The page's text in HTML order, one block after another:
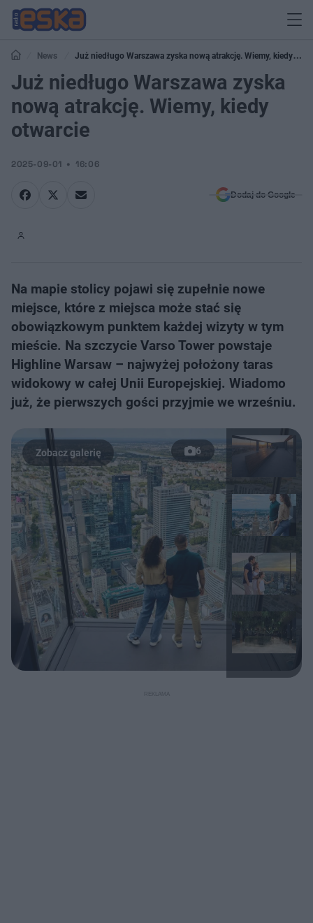
News
Już niedługo Warszawa zyska nową atrakcję. Wiemy, kiedy
otwarcie
Już niedługo Warszawa zyska
nową atrakcję. Wiemy, kiedy
otwarcie
2025-09-01 16:06
Dodaj do Google
Na mapie stolicy pojawi się zupełnie nowe
miejsce, które z miejsca może stać się
obowiązkowym punktem każdej wizyty w tym
mieście. Na szczycie Varso Tower powstaje
Highline Warsaw – najwyżej położony taras
widokowy w całej Unii Europejskiej. Wiadomo
już, że pierwszych gości przyjmie we wrześniu.
6